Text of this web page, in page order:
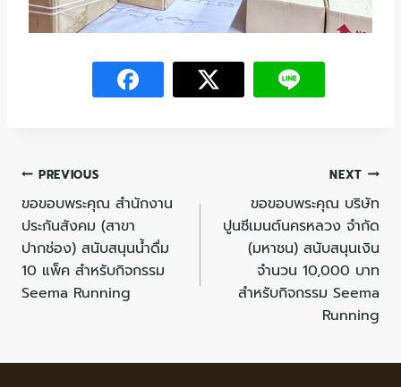
PREVIOUS
ขอขอบพระคุณ สำนักงาน
ประกันสังคม (สาขา
ปากช่อง) สนับสนุนน้ำดื่ม
10 แพ็ค สำหรับกิจกรรม
Seema Running
NEXT
ขอขอบพระคุณ บริษัท
ปูนซีเมนต์นครหลวง จำกัด
(มหาชน) สนับสนุนเงิน
จำนวน 10,000 บาท
สำหรับกิจกรรม Seema
Running